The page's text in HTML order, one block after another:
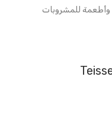
وأطعمة للمشروبات